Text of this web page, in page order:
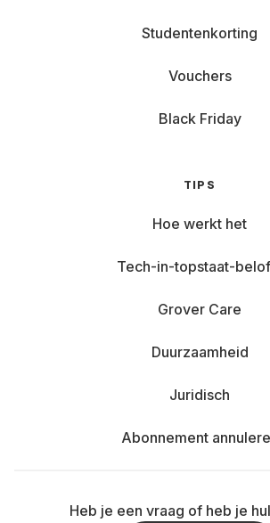
Studentenkorting
Vouchers
Black Friday
TIPS
Hoe werkt het
Tech-in-topstaat-
Grover Care
Duurzaamheid
Juridisch
Abonnement
Heb je een vraag of heb je